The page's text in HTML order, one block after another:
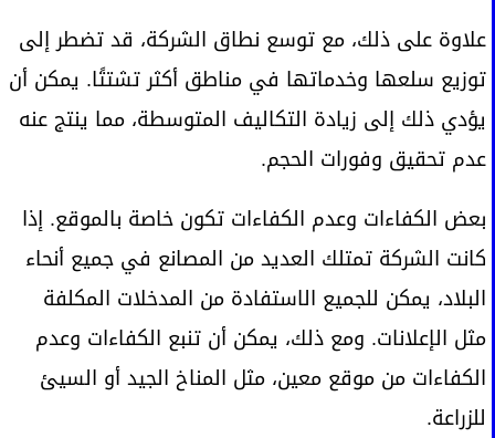
علاوة على ذلك، مع توسع نطاق الشركة، قد تضطر إلى
توزيع سلعها وخدماتها في مناطق أكثر تشتتًا. يمكن أن
يؤدي ذلك إلى زيادة التكاليف المتوسطة، مما ينتج عنه
عدم تحقيق وفورات الحجم.
بعض الكفاءات وعدم الكفاءات تكون خاصة بالموقع. إذا
كانت الشركة تمتلك العديد من المصانع في جميع أنحاء
البلاد، يمكن للجميع الاستفادة من المدخلات المكلفة
مثل الإعلانات. ومع ذلك، يمكن أن تنبع الكفاءات وعدم
الكفاءات من موقع معين، مثل المناخ الجيد أو السيئ
للزراعة.